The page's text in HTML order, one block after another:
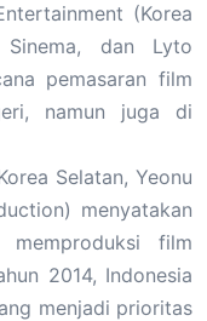
(Korea
dan Lyto
pemasaran film
namun juga di
Selatan, Yeonu
menyatakan
film
2014, Indonesia
menjadi prioritas